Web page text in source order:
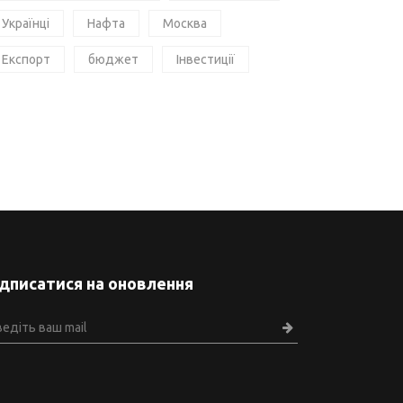
Українці Нафта Москва
Експорт бюджет Інвестиції
на оновлення